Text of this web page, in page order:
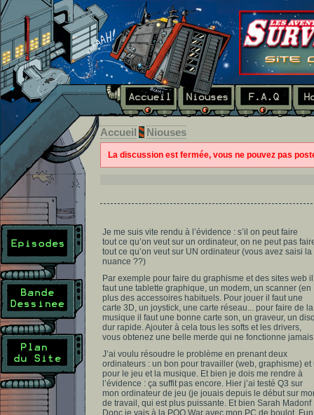
Accueil Niouses
La discussion est fermée, vous ne pouvez pas
Je me suis vite rendu à l’évidence : s’il on peut faire
tout ce qu’on veut sur un ordinateur, on ne peut pas
tout ce qu’on veut sur UN ordinateur (vous avez saisi la
nuance ??)
Par exemple pour faire du graphisme et des sites web il
faut une tablette graphique, un modem, un scanner (en
plus des accessoires habituels. Pour jouer il faut une
carte 3D, un joystick, une carte réseau... pour faire de la
musique il faut une bonne carte son, un graveur, un
dur rapide. Ajouter à cela tous les softs et les drivers,
vous obtenez une belle merde qui ne fonctionne
J’ai voulu résoudre le problème en prenant deux
ordinateurs : un bon pour travailler (web, graphisme) et
pour le jeu et la musique. Et bien je dois me rendre à
l’évidence : ça suffit pas encore. Hier j’ai testé Q3 sur
mon ordinateur de jeu (je jouais depuis le début sur
de travail, qui est plus puissante. Et bien Sarah Madonf
Donc je vais à la POQ War avec mon PC de boulot.